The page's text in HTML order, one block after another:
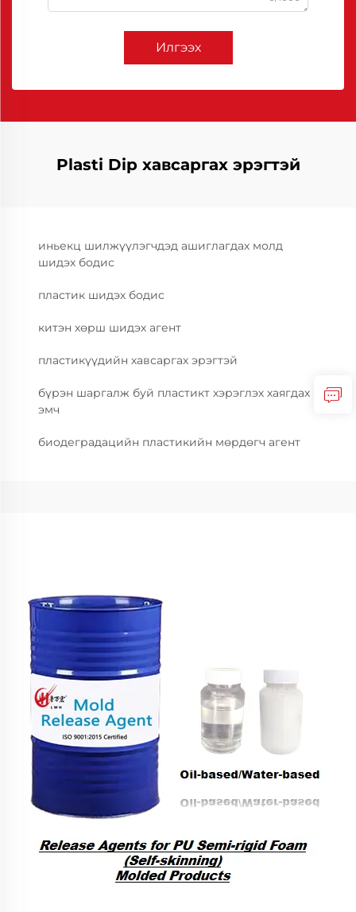
Илгээх
Plasti Dip хавсаргах эрэгтэй
иньекц шилжүүлэгчдэд ашиглагдах молд
шидэх бодис
пластик шидэх бодис
китэн хөрш шидэх агент
пластикүүдийн хавсаргах эрэгтэй
бүрэн шаргалж буй пластикт хэрэглэх хаягдах
эмч
биодеградацийн пластикийн мөрдөгч агент